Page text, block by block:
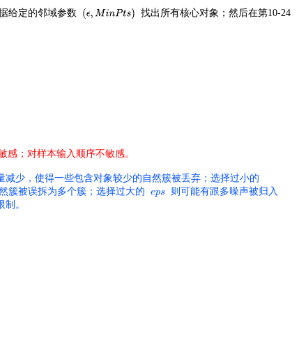
给定的邻域参数
找出所有核心对象；然后在第10-24
；对样本输入顺序不敏感。
减少，使得一些包含对象较少的自然簇被丢弃；选择过小的
簇被误拆为多个簇；选择过大的
则可能有跟多噪声被归入
。